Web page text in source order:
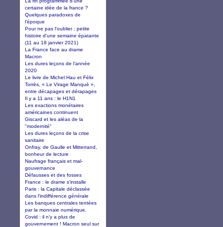
certaine idée de la france ?
Quelques paradoxes de
l'époque
Pour ne pas l'oublier : petite
histoire d'une semaine épatante
(11 au 18 janvier 2021)
La France face au drame
Macron
Les dures leçons de l’année
2020
Le livre de Michel Hau et Félix
Torrès, « Le Virage Manqué »,
entre décapages et dérapages
Il y a 11 ans : le H1N1
Les exactions monétaires
américaines continuent
Giscard et les aléas de la
"modernité"
Les dures leçons de la crise
sanitaire
Onfray, de Gaulle et Mitterrand,
bonheur de lecture
Naufrage français et mal-
gouvernance
Défausses et des fosses
France : le drame s'installe
Paris : la Capitale déclassée
dans l'indifférence générale
Les banques centrales tentées
par la monnaie numérique.
Covid : il n'y a plus de
gouvernement ! Macron seul sur